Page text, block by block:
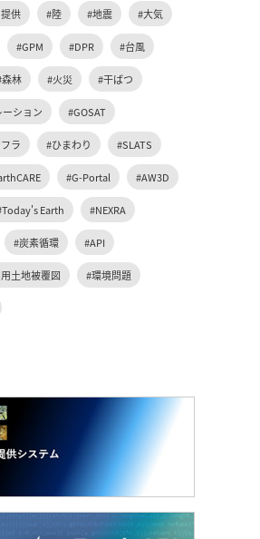
供 #陸 #地震 #大気
#GPM #DPR #台風
林 #火災 #干ばつ
ション #GOSAT
ラ #ひまわり #SLATS
#G-Portal #AW3D
Earth #NEXRA
#炭素循環 #API
土地被覆図 #環境問題